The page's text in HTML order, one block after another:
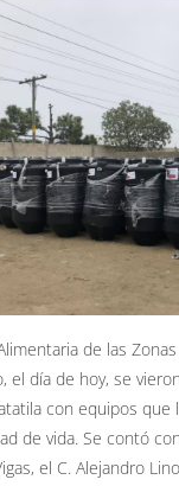
de las Zonas
día de hoy, se
con equipos
de vida. Se contó
el C. Alejandro